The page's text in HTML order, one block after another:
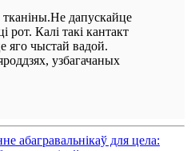
дапускайце
рот. Калі такі кантакт
яго чыстай вадой.
узбагачаных
абагравальнікаў для цела: